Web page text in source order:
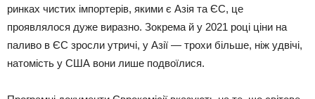
ринках чистих імпортерів, якими є Азія та ЄС, це
проявлялося дуже виразно. Зокрема й у 2021 році ціни на
паливо в ЄС зросли утричі, у Азії — трохи більше, ніж удвічі,
натомість у США вони лише подвоїлися.